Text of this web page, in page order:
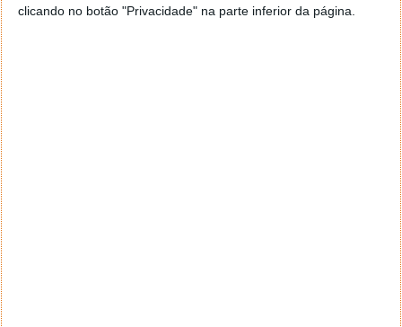
clicando no botão "Privacidade" na parte inferior da página.